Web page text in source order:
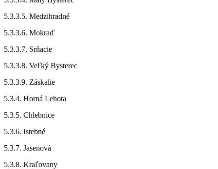
5.3.3.5. Medzihradné
5.3.3.6. Mokraď
5.3.3.7. Srňacie
5.3.3.8. Veľký Bysterec
5.3.3.9. Záskalie
5.3.4. Horná Lehota
5.3.5. Chlebnice
5.3.6. Istebné
5.3.7. Jasenová
5.3.8. Kraľovany